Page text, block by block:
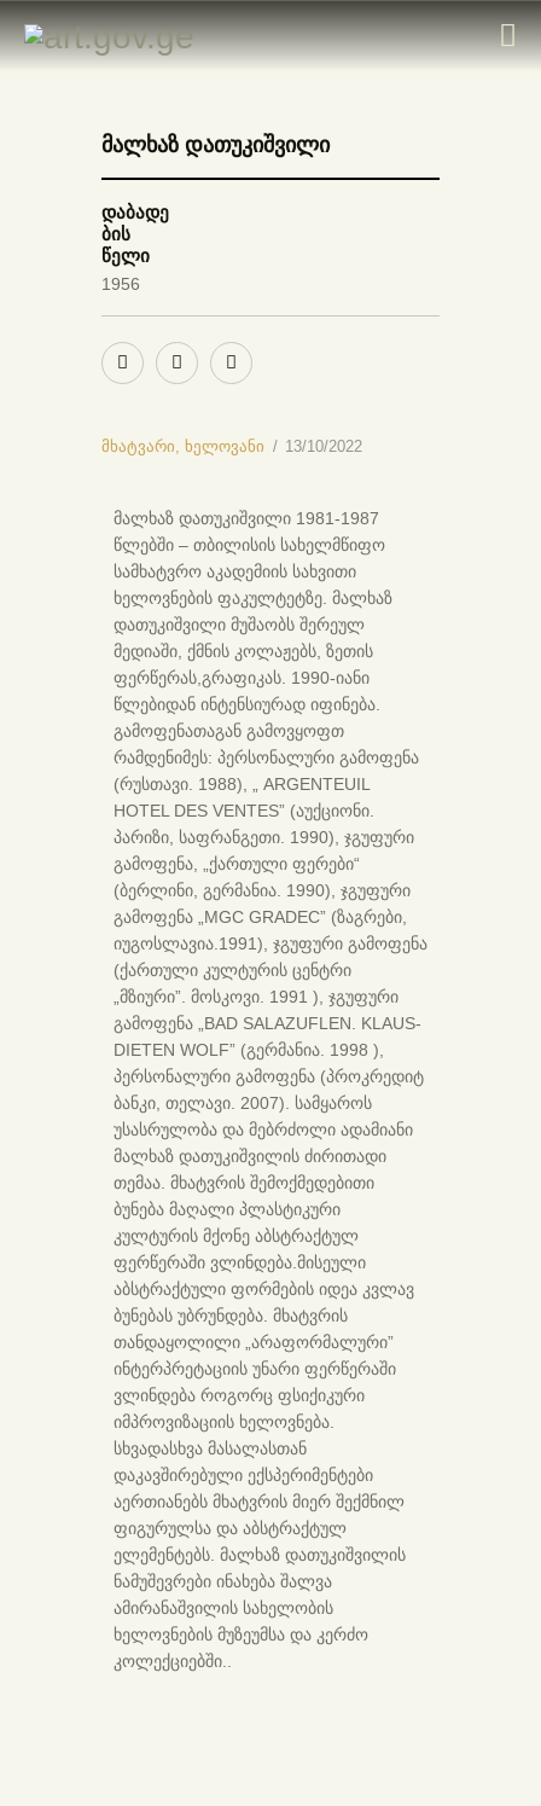
ᲛᲗᲐᲕᲐᲠᲘ
ᲛᲮᲐᲢᲕᲠᲔᲑᲘ
ᲙᲐᲢᲐᲚᲝᲒᲔᲑᲘ
ᲝᲠᲒᲐᲜᲘᲖᲐᲪᲘᲔᲑᲘ
ᲙᲝᲜᲢᲐᲥᲢᲘ
მალხაზ დათუკიშვილი
დაბადე
ბის
წელი
1956
მხატვარი, ხელოვანი 13/10/2022
მალხაზ დათუკიშვილი 1981-1987
წლებში – თბილისის სახელმწიფო
სამხატვრო აკადემიის სახვითი
ხელოვნების ფაკულტეტზე. მალხაზ
დათუკიშვილი მუშაობს შერეულ
მედიაში, ქმნის კოლაჟებს, ზეთის
ფერწერას,გრაფიკას. 1990-იანი
წლებიდან ინტენსიურად იფინება.
გამოფენათაგან გამოვყოფთ
რამდენიმეს: პერსონალური გამოფენა
(რუსთავი. 1988), „ ARGENTEUIL
HOTEL DES VENTES” (აუქციონი.
პარიზი, საფრანგეთი. 1990), ჯგუფური
გამოფენა, „ქართული ფერები“
(ბერლინი, გერმანია. 1990), ჯგუფური
გამოფენა „MGC GRADEC” (ზაგრები,
იუგოსლავია.1991), ჯგუფური გამოფენა
(ქართული კულტურის ცენტრი
„მზიური”. მოსკოვი. 1991 ), ჯგუფური
გამოფენა „BAD SALAZUFLEN. KLAUS-
DIETEN WOLF” (გერმანია. 1998 ),
პერსონალური გამოფენა (პროკრედიტ
ბანკი, თელავი. 2007). სამყაროს
უსასრულობა და მებრძოლი ადამიანი
მალხაზ დათუკიშვილის ძირითადი
თემაა. მხატვრის შემოქმედებითი
ბუნება მაღალი პლასტიკური
კულტურის მქონე აბსტრაქტულ
ფერწერაში ვლინდება.მისეული
აბსტრაქტული ფორმების იდეა კვლავ
ბუნებას უბრუნდება. მხატვრის
თანდაყოლილი „არაფორმალური”
ინტერპრეტაციის უნარი ფერწერაში
ვლინდება როგორც ფსიქიკური
იმპროვიზაციის ხელოვნება.
სხვადასხვა მასალასთან
დაკავშირებული ექსპერიმენტები
აერთიანებს მხატვრის მიერ შექმნილ
ფიგურულსა და აბსტრაქტულ
ელემენტებს. მალხაზ დათუკიშვილის
ნამუშევრები ინახება შალვა
ამირანაშვილის სახელობის
ხელოვნების მუზეუმსა და კერძო
კოლექციებში..